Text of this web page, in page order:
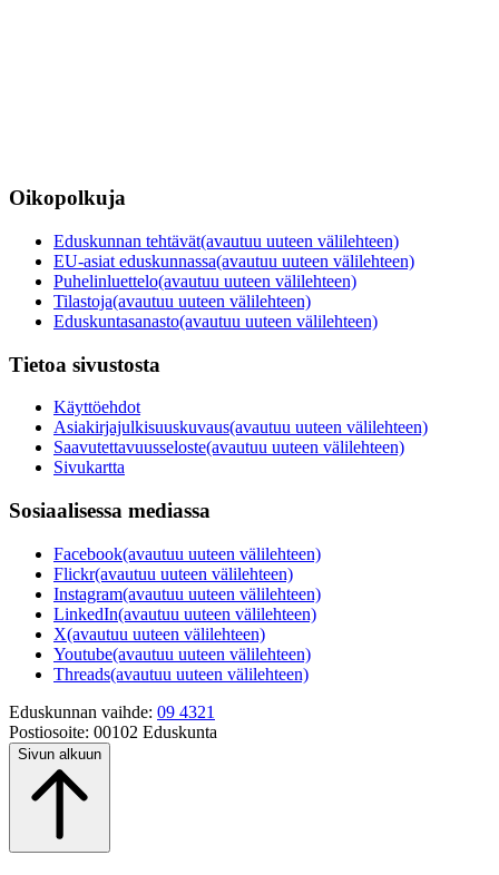
Oikopolkuja
Eduskunnan tehtävät(avautuu uuteen välilehteen)
EU-asiat eduskunnassa(avautuu uuteen välilehteen)
Puhelinluettelo(avautuu uuteen välilehteen)
Tilastoja(avautuu uuteen välilehteen)
Eduskuntasanasto(avautuu uuteen välilehteen)
Tietoa sivustosta
Käyttöehdot
Asiakirjajulkisuuskuvaus(avautuu uuteen välilehteen)
Saavutettavuusseloste(avautuu uuteen välilehteen)
Sivukartta
Sosiaalisessa mediassa
Facebook(avautuu uuteen välilehteen)
Flickr(avautuu uuteen välilehteen)
Instagram(avautuu uuteen välilehteen)
LinkedIn(avautuu uuteen välilehteen)
X(avautuu uuteen välilehteen)
Youtube(avautuu uuteen välilehteen)
Threads(avautuu uuteen välilehteen)
Eduskunnan vaihde: 09 4321
Postiosoite: 00102 Eduskunta
Sivun alkuun